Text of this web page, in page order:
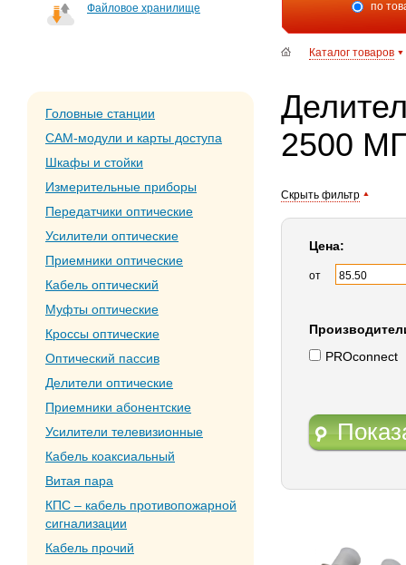
Файловое хранилище по
Каталог товаров
Головные станции
CAM-модули и карты доступа
Шкафы и стойки
Измерительные приборы
Передатчики оптические
Усилители оптические
Приемники оптические
Кабель оптический
Муфты оптические
Кроссы оптические
Оптический пассив
Делители оптические
Приемники абонентские
Усилители телевизионные
Кабель коаксиальный
Витая пара
КПС – кабель противопожарной
сигнализации
Кабель прочий
2500
Скрыть фильтр
Цена:
от
PROconnect